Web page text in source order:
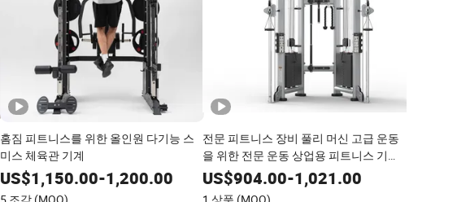
홈짐 피트니스를 위한 올인원 다기능 스
미스 체육관 기계
US$1,150.00-1,200.00
전문 피트니스 장비 풀리 머신 고급 운동
을 위한 전문 운동 상업용 피트니스 기계
체육관 피트니스 장비
US$904.00-1,021.00